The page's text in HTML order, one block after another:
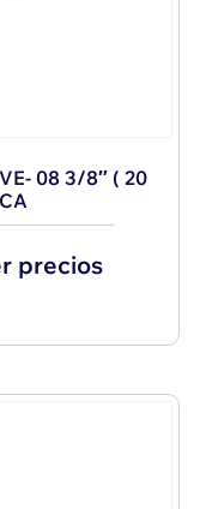
08 3/8″ ( 20
precios